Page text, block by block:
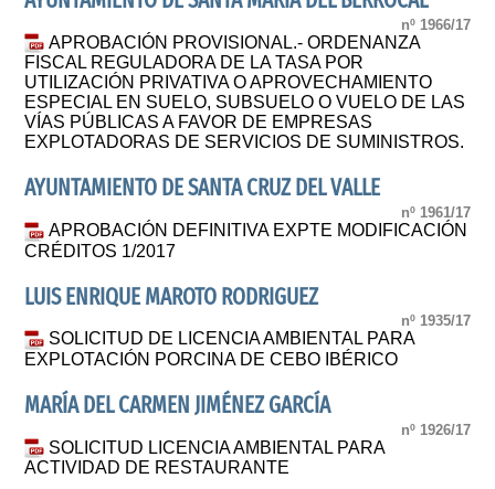
nº 1966/17
APROBACIÓN PROVISIONAL.- ORDENANZA
FISCAL REGULADORA DE LA TASA POR
UTILIZACIÓN PRIVATIVA O APROVECHAMIENTO
ESPECIAL EN SUELO, SUBSUELO O VUELO DE LAS
VÍAS PÚBLICAS A FAVOR DE EMPRESAS
EXPLOTADORAS DE SERVICIOS DE SUMINISTROS.
AYUNTAMIENTO DE SANTA CRUZ DEL VALLE
nº 1961/17
APROBACIÓN DEFINITIVA EXPTE MODIFICACIÓN
CRÉDITOS 1/2017
LUIS ENRIQUE MAROTO RODRIGUEZ
nº 1935/17
SOLICITUD DE LICENCIA AMBIENTAL PARA
EXPLOTACIÓN PORCINA DE CEBO IBÉRICO
MARÍA DEL CARMEN JIMÉNEZ GARCÍA
nº 1926/17
SOLICITUD LICENCIA AMBIENTAL PARA
ACTIVIDAD DE RESTAURANTE